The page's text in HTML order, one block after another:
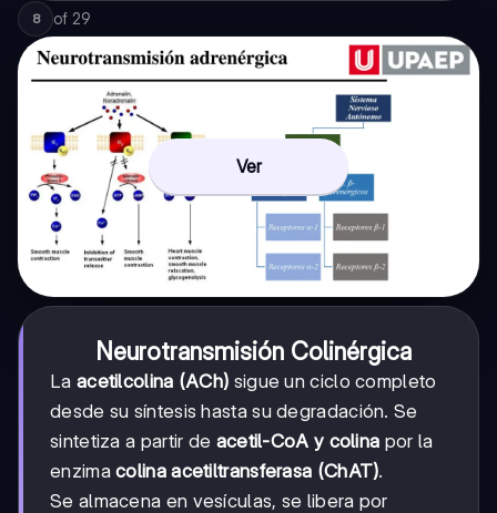
8 of 29
Ver
Neurotransmisión Colinérgica
La acetilcolina (ACh) sigue un ciclo completo
desde su síntesis hasta su degradación. Se
sintetiza a partir de acetil-CoA y colina por la
enzimacolina acetiltransferasa (ChAT).
Se almacena en vesículas, se libera por